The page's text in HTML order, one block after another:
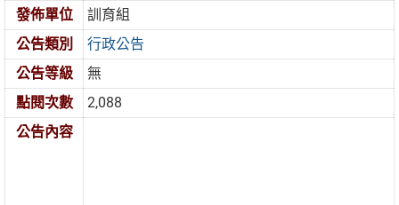
發佈單位
訓育組
公告類別
行政公告
公告等級
無
點閱次數
2,088
公告內容